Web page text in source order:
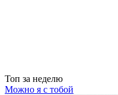
Топ за неделю
Можно я с тобой